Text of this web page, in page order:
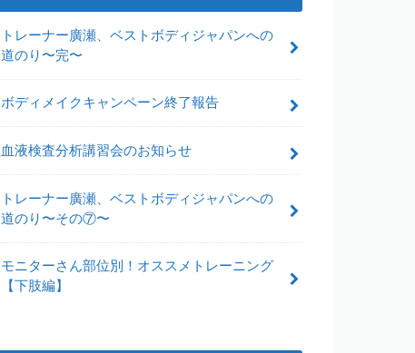
トレーナー廣瀬、ベストボディジャパンへの
道のり〜完〜
ボディメイクキャンペーン終了報告
血液検査分析講習会のお知らせ
トレーナー廣瀬、ベストボディジャパンへの
道のり〜その⑦〜
モニターさん部位別！オススメトレーニング
【下肢編】